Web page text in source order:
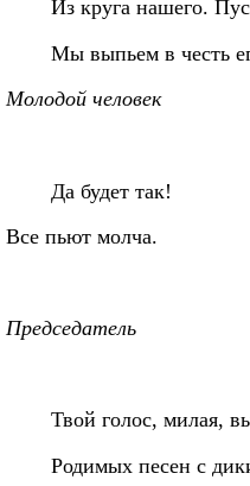
Из круга нашего.
Мы выпьем в честь
Молодой человек
Да будет так!
Все пьют молча.
Председатель
Твой голос, милая,
Родимых песен с